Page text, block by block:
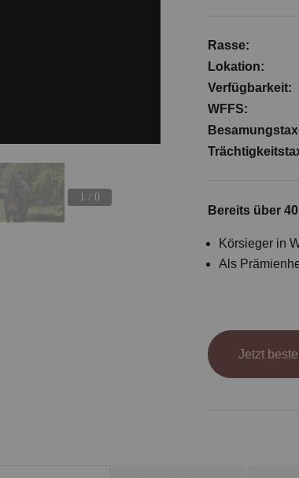
1 / 0
Rasse:
Lokation:
Verfügbarkeit:
WFFS:
Bereits über
Körsieger in
Als
Jetzt